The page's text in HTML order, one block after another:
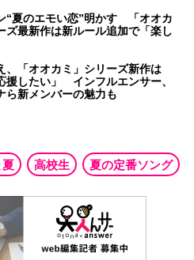
“夏のエモい恋”明かす 「オオカ
ズ最新作は新ルール追加で「楽し
、「オオカミ」シリーズ新作は
援したい」 インフルエンサー、
ら新メンバーの魅力も
夏 高校生 夏の定番ソング